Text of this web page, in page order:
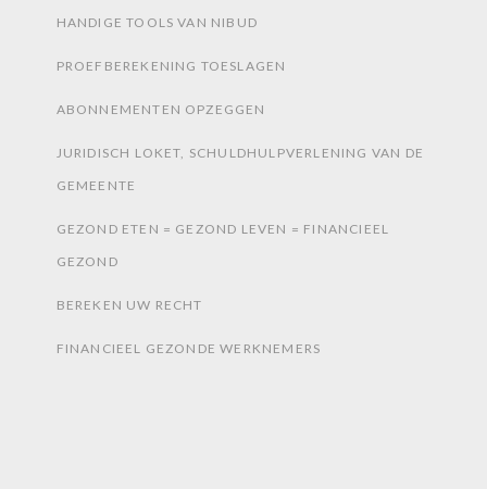
HANDIGE TOOLS VAN NIBUD
PROEFBEREKENING TOESLAGEN
ABONNEMENTEN OPZEGGEN
JURIDISCH LOKET, SCHULDHULPVERLENING VAN DE
GEMEENTE
GEZOND ETEN = GEZOND LEVEN = FINANCIEEL
GEZOND
BEREKEN UW RECHT
FINANCIEEL GEZONDE WERKNEMERS